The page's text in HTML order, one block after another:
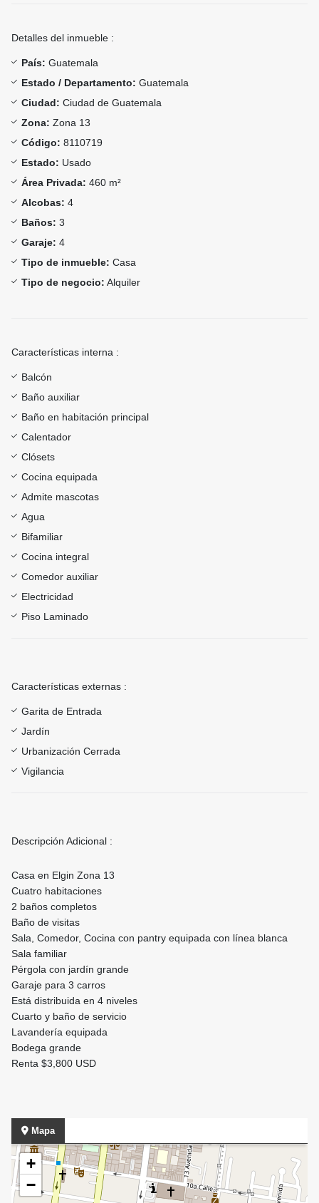
Detalles del inmueble :
País: Guatemala
Estado / Departamento: Guatemala
Ciudad: Ciudad de Guatemala
Zona: Zona 13
Código: 8110719
Estado: Usado
Área Privada: 460 m²
Alcobas: 4
Baños: 3
Garaje: 4
Tipo de inmueble: Casa
Tipo de negocio: Alquiler
Características interna :
Balcón
Baño auxiliar
Baño en habitación principal
Calentador
Clósets
Cocina equipada
Admite mascotas
Agua
Bifamiliar
Cocina integral
Comedor auxiliar
Electricidad
Piso Laminado
Características externas :
Garita de Entrada
Jardín
Urbanización Cerrada
Vigilancia
Descripción Adicional :
Casa en Elgin Zona 13
Cuatro habitaciones
2 baños completos
Baño de visitas
Sala, Comedor, Cocina con pantry equipada con línea blanca
Sala familiar
Pérgola con jardín grande
Garaje para 3 carros
Está distribuida en 4 niveles
Cuarto y baño de servicio
Lavandería equipada
Bodega grande
Renta $3,800 USD
Mapa
+
−